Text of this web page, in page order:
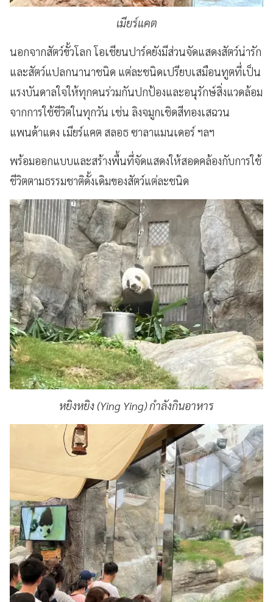
เมียร์แคต
นอกจากสัตว์ขั้วโลก โอเชียนปาร์คยังมีส่วนจัดแสดงสัตว์น่ารัก
และสัตว์แปลกนานาชนิด แต่ละชนิดเปรียบเสมือนทูตที่เป็น
แรงบันดาลใจให้ทุกคนร่วมกันปกป้องและอนุรักษ์สิ่งแวดล้อม
จากการใช้ชีวิตในทุกวัน เช่น ลิงจมูกเชิดสีทองเสฉวน
แพนด้าแดง เมียร์แคต สลอธ ซาลาแมนเดอร์ ฯลฯ
พร้อมออกแบบและสร้างพื้นที่จัดแสดงให้สอดคล้องกับการใช้
ชีวิตตามธรรมชาติดั้งเดิมของสัตว์แต่ละชนิด
หยิงหยิง (Ying Ying) กำลังกินอาหาร